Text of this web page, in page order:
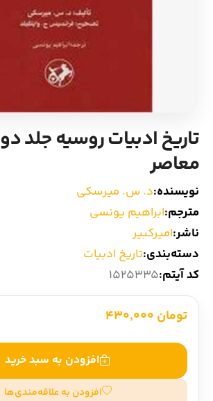
سایر کشورهای اروپا
داستان کوتاه
ادبیات
تاریخ ادبیات روسیه جلد
معاصر
نویسنده:د. س. میرسکی
مترجم:ابراهیم یونسی
ناشر:امیرکبیر
دسته‌بندی:تاریخ ادبیات
کد آیتم:1525335
تومان 430,000
افزودن به سبد خرید
افزودن به علاقه‌مندی‌ها